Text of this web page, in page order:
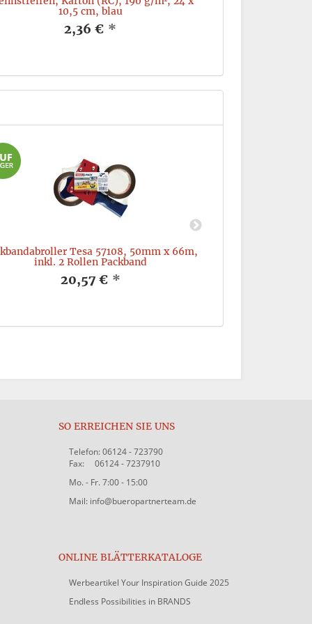
10,5 cm, blau
2,36 € *
Tesa 57108, 50mm x 66m,
inkl. 2 Rollen Packband
20,57 € *
SO ERREICHEN SIE UNS
Telefon: 06124 - 723790
Fax: 06124 - 7237910
Mo. - Fr. 7:00 - 15:00
Mail: info@bueropartnerteam.de
ONLINE BLÄTTERKATALOGE
Werbeartikel Your Inspiration Guide 2025
Endless Possibilities in BRANDS